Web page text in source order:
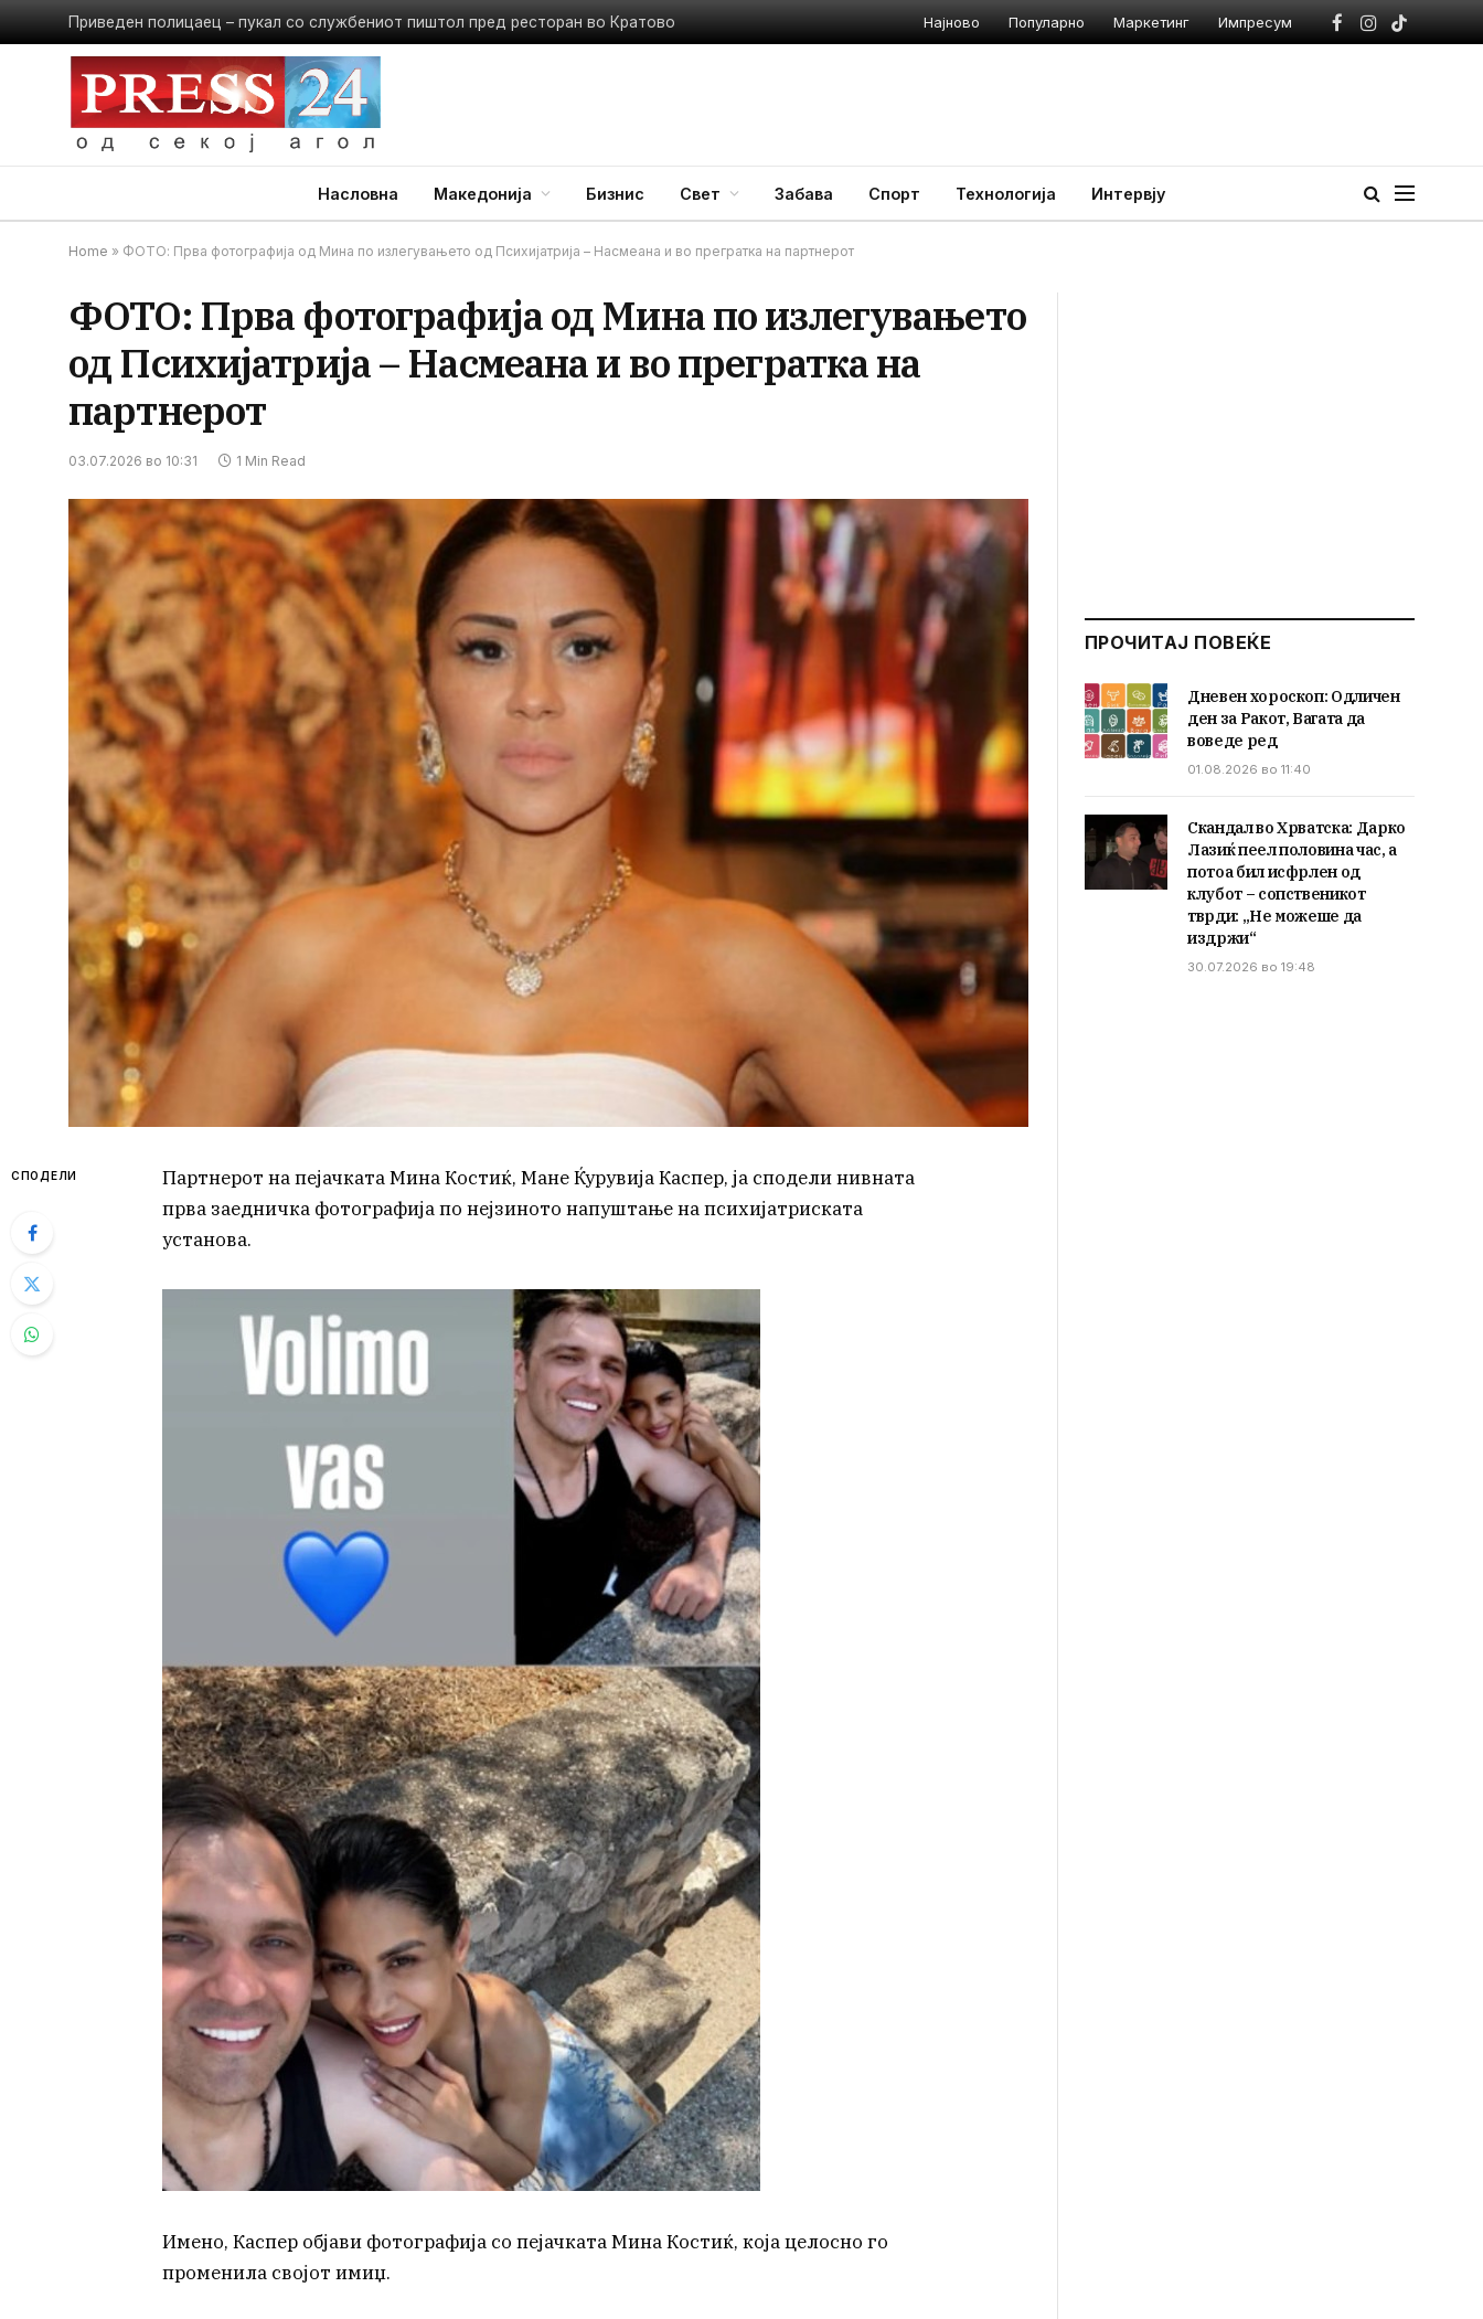
Приведен полицаец – пукал со службениот пиштол пред ресторан во Кратово Најново Популарно Маркетинг Импресум
Facebook
Instagram
TikTok
Насловна Македонија Бизнис Свет Забава Спорт Технологија Интервју
Home » ФОТО: Прва фотографија од Мина по излегувањето од Психијатрија – Насмеана и во прегратка на партнерот
ФОТО: Прва фотографија од Мина по излегувањето
од Психијатрија – Насмеана и во прегратка на
партнерот
03.07.2026 во 10:31 1 Min Read
СПОДЕЛИ
Партнерот на пејачката Мина Костиќ, Мане Ќурувија Каспер, ја сподели нивната
прва заедничка фотографија по нејзиното напуштање на психијатриската
установа.
Имено, Каспер објави фотографија со пејачката Мина Костиќ, која целосно го
променила својот имиџ.
ПРОЧИТАЈ ПОВЕЌЕ
Дневен хороскоп: Одличен
ден за Ракот, Вагата да
воведе ред
01.08.2026 во 11:40
Скандал во Хрватска: Дарко
Лазиќ пеел половина час, а
потоа бил исфрлен од
клубот – сопственикот
тврди: „Не можеше да
издржи“
30.07.2026 во 19:48